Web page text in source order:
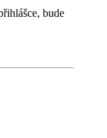
bude